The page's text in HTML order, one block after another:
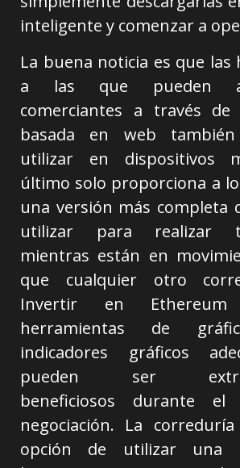
inteligente y comenzar a
La buena noticia es que las
a las que pueden
comerciantes a través de
basada en web
utilizar en dispositivos
último solo proporciona a
una versión más completa
utilizar para realizar
mientras están en
que cualquier otro
Invertir en
herramientas de
indicadores gráficos
pueden ser
beneficiosos durante el
negociación. La
opción de utilizar una